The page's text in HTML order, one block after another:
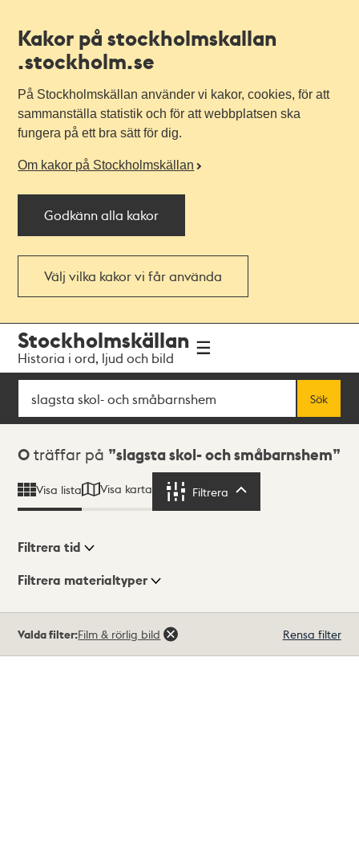
Kakor på stockholmskallan
.stockholm.se
På Stockholmskällan använder vi kakor, cookies, för att
sammanställa statistik och för att webbplatsen ska
fungera på ett bra sätt för dig.
Om kakor på Stockholmskällan
Godkänn alla kakor
Välj vilka kakor vi får använda
navigationen
huvudinnehållet
Stockholmskällan
Historia i ord, ljud och bild
Sök
Sök
Sökresultat
0 träffar på slagsta skol- och småbarnshem
Visa lista Visa karta Filtrera
Visningsläge
Filtrera tid
Filtrera materialtyper
träffar
Valda filter:Film & rörlig bild Rensa filter